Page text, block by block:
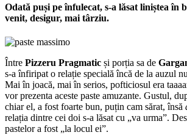
Odată puși pe înfulecat, s-a lăsat liniștea în
venit, desigur, mai târziu.
Între Pizzeru Pragmatic și porția sa de
s-a înfiripat o relație specială încă de la auzul
Mai în joacă, mai în serios, pofticiosul era
vor prezenta aceste paste amuzante. Gustul,
chiar el, a fost foarte bun, puțin cam sărat, însă
relația dintre cei doi s-a lăsat cu „va urma”.
pastelor a fost „la locul ei”.